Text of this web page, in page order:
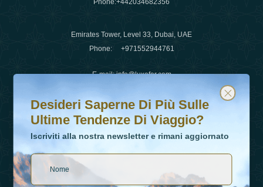
Phone:+442034682356
Emirates Tower, Level 33, Dubai, UAE
Phone: +971552944761
E-mail:info@luxafar.com
WhatsApp No
+442034682356
Desideri saperne di più sulle ultime tendenze di viaggio?
Iscriviti alla nostra newsletter e rimani aggiornato
Desideri Saperne Di Più Sulle
Ultime Tendenze Di Viaggio?
Iscriviti alla nostra newsletter e rimani aggiornato